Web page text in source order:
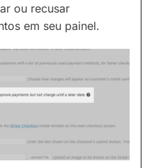
ou recusar
em seu painel.